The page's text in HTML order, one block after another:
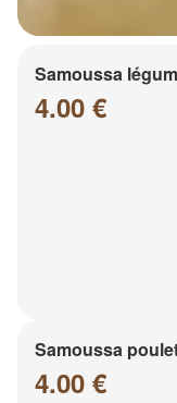
Samoussa
4.00 €
Samoussa
4.00 €